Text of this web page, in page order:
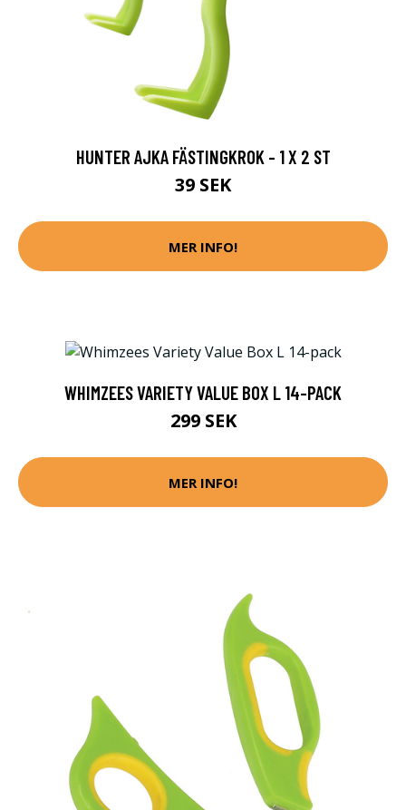
HUNTER AJKA FÄSTINGKROK - 1 X 2 ST
39 SEK
MER INFO!
WHIMZEES VARIETY VALUE BOX L 14-PACK
299 SEK
MER INFO!